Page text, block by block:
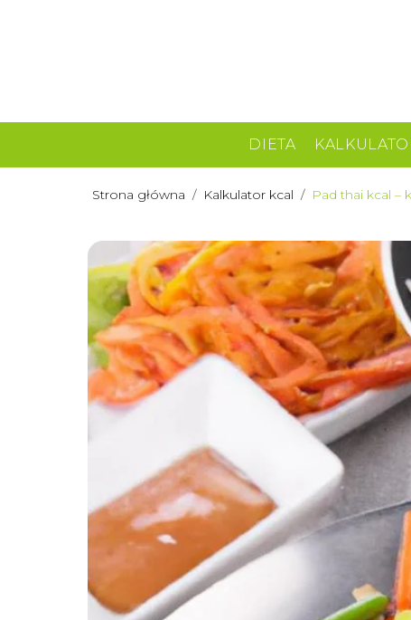
DIETA
Strona główna / Kalkulator kcal / Pad thai kcal –